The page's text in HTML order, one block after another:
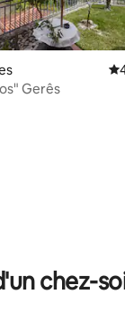
la base de 33
Gerês
chez-